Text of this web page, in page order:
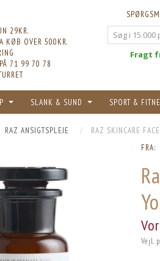
29KR.
KØB OVER 500KR.
71 99 70 78
Fragt
SLANK & SUND SPORT &
RAZ ANSIGTSPLEJE RAZ SKINCARE
FRA:
Vejl.